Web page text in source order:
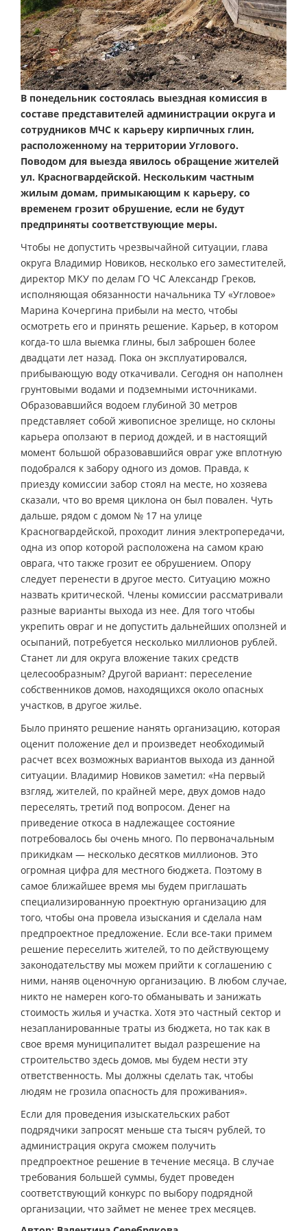
В понедельник состоялась выездная комиссия в
составе представителей администрации округа и
сотрудников МЧС к карьеру кирпичных глин,
расположенному на территории Углового.
Поводом для выезда явилось обращение жителей
ул. Красногвардейской. Нескольким частным
жилым домам, примыкающим к карьеру, со
временем грозит обрушение, если не будут
предприняты соответствующие меры.
Чтобы не допустить чрезвычайной ситуации, глава
округа Владимир Новиков, несколько его заместителей,
директор МКУ по делам ГО ЧС Александр Греков,
исполняющая обязанности начальника ТУ «Угловое»
Марина Кочергина прибыли на место, чтобы
осмотреть его и принять решение. Карьер, в котором
когда-то шла выемка глины, был заброшен более
двадцати лет назад. Пока он эксплуатировался,
прибывающую воду откачивали. Сегодня он наполнен
грунтовыми водами и подземными источниками.
Образовавшийся водоем глубиной 30 метров
представляет собой живописное зрелище, но склоны
карьера оползают в период дождей, и в настоящий
момент большой образовавшийся овраг уже вплотную
подобрался к забору одного из домов. Правда, к
приезду комиссии забор стоял на месте, но хозяева
сказали, что во время циклона он был повален. Чуть
дальше, рядом с домом № 17 на улице
Красногвардейской, проходит линия электропередачи,
одна из опор которой расположена на самом краю
оврага, что также грозит ее обрушением. Опору
следует перенести в другое место. Ситуацию можно
назвать критической. Члены комиссии рассматривали
разные варианты выхода из нее. Для того чтобы
укрепить овраг и не допустить дальнейших оползней и
осыпаний, потребуется несколько миллионов рублей.
Станет ли для округа вложение таких средств
целесообразным? Другой вариант: переселение
собственников домов, находящихся около опасных
участков, в другое жилье.
Было принято решение нанять организацию, которая
оценит положение дел и произведет необходимый
расчет всех возможных вариантов выхода из данной
ситуации. Владимир Новиков заметил: «На первый
взгляд, жителей, по крайней мере, двух домов надо
переселять, третий под вопросом. Денег на
приведение откоса в надлежащее состояние
потребовалось бы очень много. По первоначальным
прикидкам — несколько десятков миллионов. Это
огромная цифра для местного бюджета. Поэтому в
самое ближайшее время мы будем приглашать
специализированную проектную организацию для
того, чтобы она провела изыскания и сделала нам
предпроектное предложение. Если все-таки примем
решение переселить жителей, то по действующему
законодательству мы можем прийти к соглашению с
ними, наняв оценочную организацию. В любом случае,
никто не намерен кого-то обманывать и занижать
стоимость жилья и участка. Хотя это частный сектор и
незапланированные траты из бюджета, но так как в
свое время муниципалитет выдал разрешение на
строительство здесь домов, мы будем нести эту
ответственность. Мы должны сделать так, чтобы
людям не грозила опасность для проживания».
Если для проведения изыскательских работ
подрядчики запросят меньше ста тысяч рублей, то
администрация округа сможем получить
предпроектное решение в течение месяца. В случае
требования большей суммы, будет проведен
соответствующий конкурс по выбору подрядной
организации, что займет не менее трех месяцев.